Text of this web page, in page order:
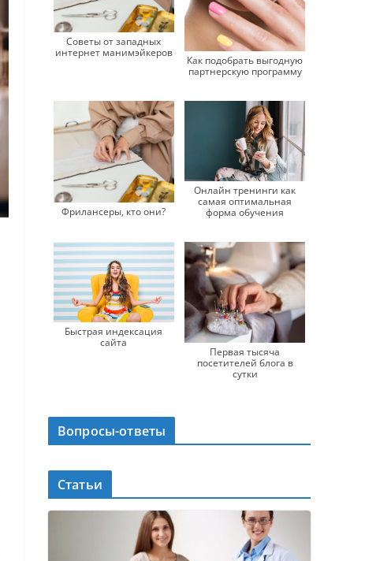
Советы от западных
интернет манимэйкеров
Как подобрать выгодную
партнерскую программу
Фрилансеры, кто они?
Онлайн тренинги как
самая оптимальная
форма обучения
Быстрая индексация
сайта
Первая тысяча
посетителей блога в
сутки
Вопросы-ответы
Статьи